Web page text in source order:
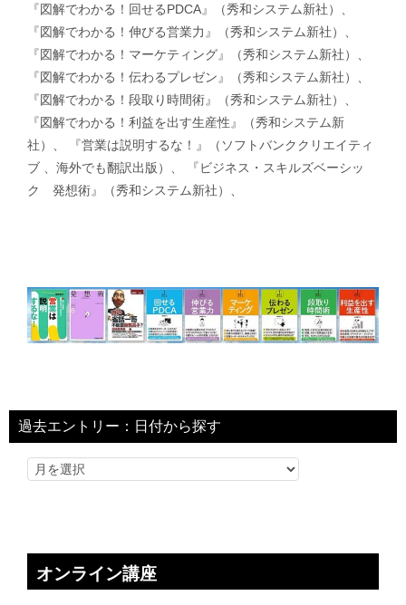
『図解でわかる！回せるPDCA』（秀和システム新社）、
『図解でわかる！伸びる営業力』（秀和システム新社）、
『図解でわかる！マーケティング』（秀和システム新社）、
『図解でわかる！伝わるプレゼン』（秀和システム新社）、
『図解でわかる！段取り時間術』（秀和システム新社）、
『図解でわかる！利益を出す生産性』（秀和システム新
社）、 『営業は説明するな！』（ソフトバンククリエイティ
ブ 、海外でも翻訳出版）、 『ビジネス・スキルズベーシッ
ク 発想術』（秀和システム新社）、
過去エントリー：日付から探す
オンライン講座